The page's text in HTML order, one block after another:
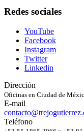
Redes sociales
YouTube
Facebook
Instagram
Twitter
Linkedin
Dirección
Oficinas en Ciudad de
E-mail
Teléfono